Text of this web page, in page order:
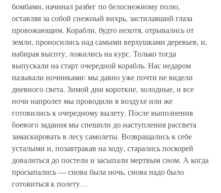
бомбами, начинал разбег по белоснежному полю,
оставляя за собой снежный вихрь, застилавший глаза
провожающим. Корабли, будто нехотя, отрывались от
земли, проносились над самыми верхушками деревьев, и,
набирая высоту, ложились на курс. Только тогда
выпускали на старт очередной корабль. Нас недаром
называли ночниками: мы давно уже почти не видели
дневного света. Зимой дни короткие, холодные, и все
ночи напролет мы проводили в воздухе или же
готовились к очередному вылету. После выполнения
боевого задания мы спешили до наступления рассвета
замаскировать в лесу самолеты. Возвращались к себе
усталыми и, позавтракав на ходу, старались поскорей
довалиться до постели и засыпали мертвым сном. А когда
просыпались — снова была ночь, снова надо было
готовиться к полету…